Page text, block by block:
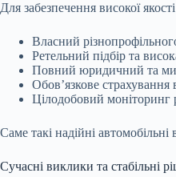
Для забезпечення високої
Власний
Ретельний підбір та
Повний юридичний та
Обов’язкове страхування
Цілодобовий моніторинг
Саме такі надійні
Сучасні виклики та стабільні